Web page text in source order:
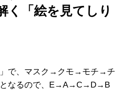
く「絵を見てしり
で、マスク→クモ→モチ→チ
となるので、E→A→C→D→B